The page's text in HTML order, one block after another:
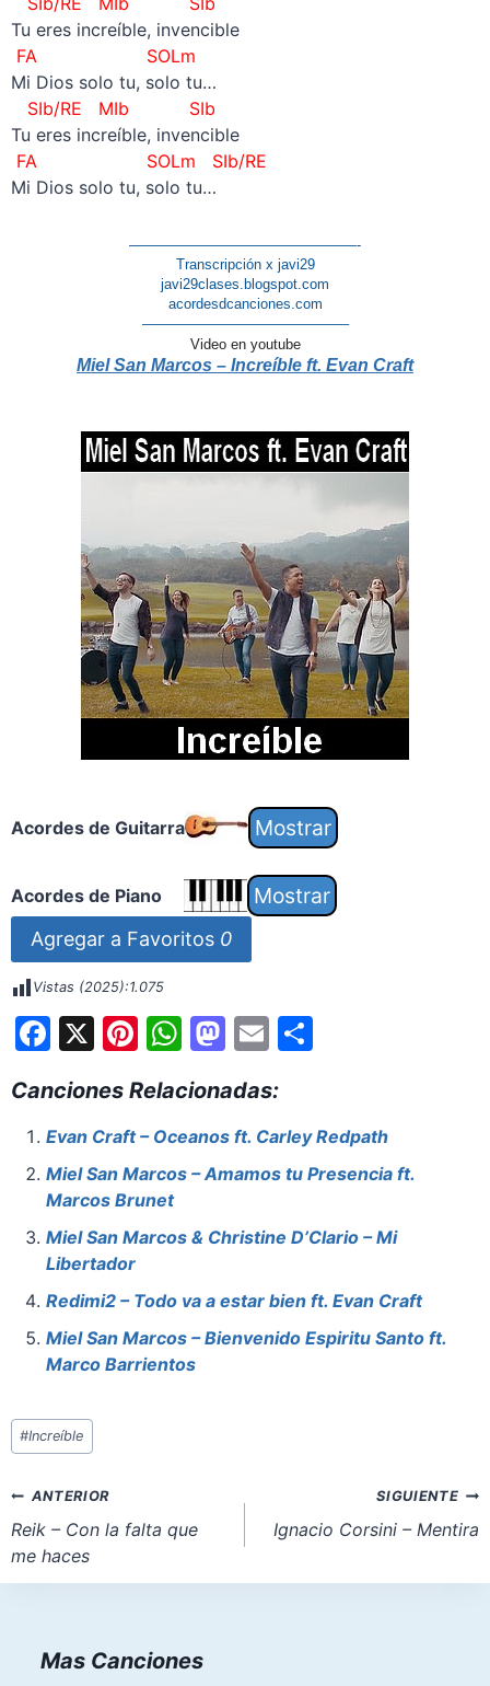
Tu eres increíble, invencible
FA SOLm
Mi Dios solo tu, solo tu…
SIb/RE MIb SIb
Tu eres increíble, invencible
FA SOLm SIb/RE
Mi Dios solo tu, solo tu…
————————————————-
Transcripción x javi29
javi29clases.blogspot.com
acordesdcanciones.com
——————————————–
Video en youtube
Miel San Marcos – Increíble ft. Evan Craft
Acordes de Guitarra
Acordes de Piano
Agregar a Favoritos 0
Vistas (2025):1.075
F
c
e
b
o
o
k
X Pi
er
e
st
W
at
s
A
p
M
st
o
d
n
E
ai
l
S
e
Canciones Relacionadas:
Evan Craft – Oceanos ft. Carley Redpath
Miel San Marcos – Amamos tu Presencia ft.
Marcos Brunet
Miel San Marcos & Christine D’Clario – Mi
Libertador
Redimi2 – Todo va a estar bien ft. Evan Craft
Miel San Marcos – Bienvenido Espiritu Santo ft.
Marco Barrientos
Etiquetas
de
entrada:
#Increíble
Navegación
de
entradas
ANTERIOR
Reik – Con la falta que
me haces
SIGUIENTE
Ignacio Corsini – Mentira
Mas Canciones